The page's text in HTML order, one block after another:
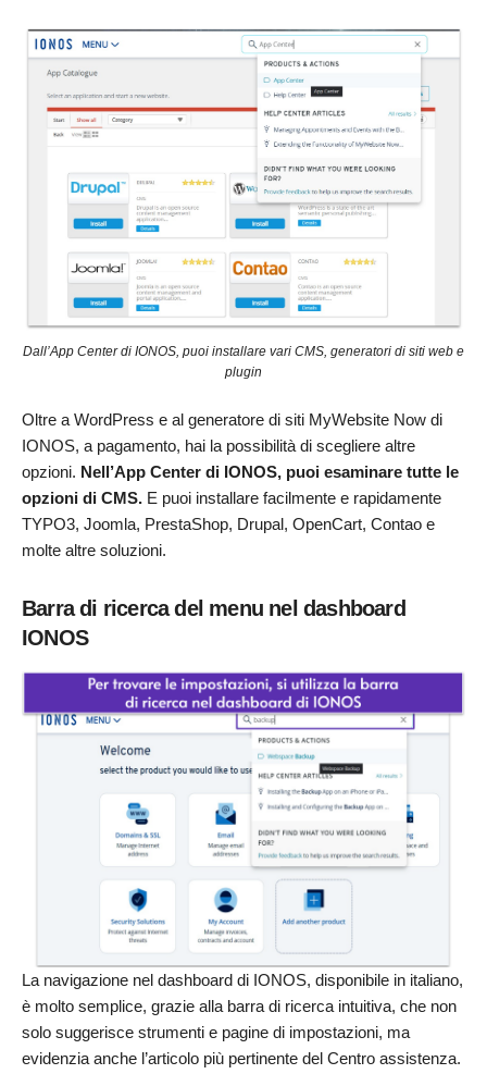
Dall’App Center di IONOS, puoi installare vari CMS, generatori di siti web e
plugin
Oltre a WordPress e al generatore di siti MyWebsite Now di
IONOS, a pagamento, hai la possibilità di scegliere altre
opzioni. Nell’App Center di IONOS, puoi esaminare tutte le
opzioni di CMS. E puoi installare facilmente e rapidamente
TYPO3, Joomla, PrestaShop, Drupal, OpenCart, Contao e
molte altre soluzioni.
Barra di ricerca del menu nel dashboard
IONOS
La navigazione nel dashboard di IONOS, disponibile in italiano,
è molto semplice, grazie alla barra di ricerca intuitiva, che non
solo suggerisce strumenti e pagine di impostazioni, ma
evidenzia anche l’articolo più pertinente del Centro assistenza.